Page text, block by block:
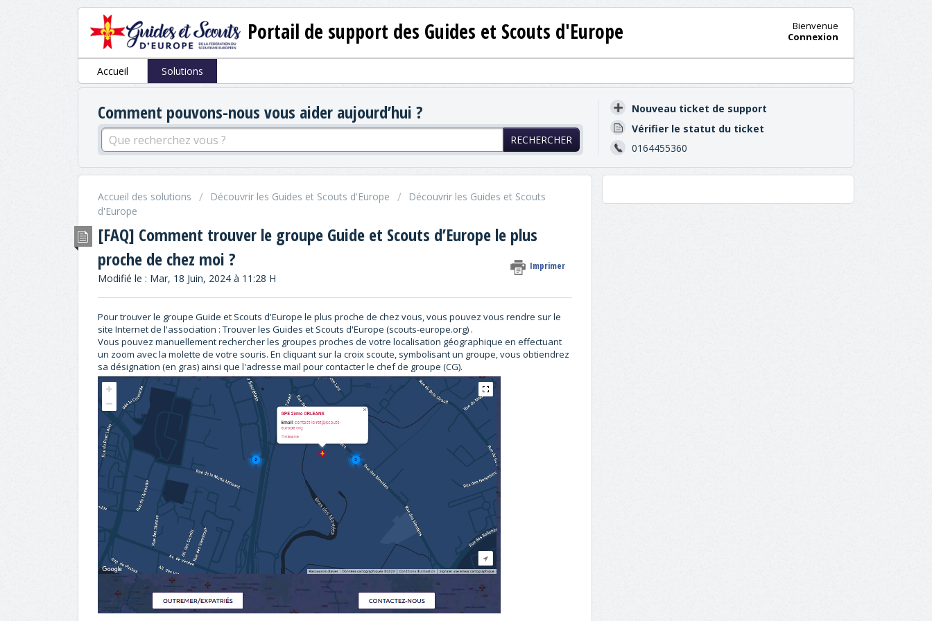
Portail de support des Guides et Scouts d'Europe
Bienvenue
Connexion
Accueil Solutions
Comment pouvons-nous vous aider aujourd’hui ?
RECHERCHER
Nouveau ticket de support
Vérifier le statut du ticket
0164455360
Accueil des solutions Découvrir les Guides et Scouts d'Europe
Découvrir les Guides et Scouts
d'Europe
[FAQ] Comment trouver le groupe Guide et Scouts d’Europe le plus
proche de chez moi ?
Imprimer
Modifié le : Mar, 18 Juin, 2024 à 11:28 H
Pour trouver le groupe Guide et Scouts d'Europe le plus proche de chez vous, vous pouvez vous rendre sur le
site Internet de l'association : Trouver les Guides et Scouts d'Europe (scouts-europe.org) .
Vous pouvez manuellement rechercher les groupes proches de votre localisation géographique en effectuant
un zoom avec la molette de votre souris. En cliquant sur la croix scoute, symbolisant un groupe, vous obtiendrez
sa désignation (en gras) ainsi que l'adresse mail pour contacter le chef de groupe (CG).